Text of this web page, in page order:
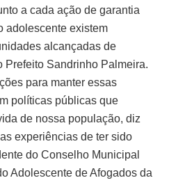
a cada ação de garantia
adolescente existem
alcançadas de
Prefeito Sandrinho Palmeira.
para manter essas
políticas públicas que
de nossa população, diz
experiências de ter sido
do Conselho Municipal
Adolescente de Afogados da